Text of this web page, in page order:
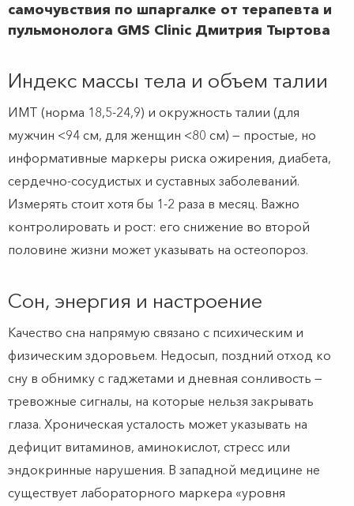
самочувствия по шпаргалке от терапевта и
пульмонолога GMS Clinic Дмитрия Тыртова
Индекс массы тела и объем талии
ИМТ (норма 18,5-24,9) и окружность талии (для
мужчин <94 см, для женщин <80 см) — простые, но
информативные маркеры риска ожирения, диабета,
сердечно-сосудистых и суставных заболеваний.
Измерять стоит хотя бы 1-2 раза в месяц. Важно
контролировать и рост: его снижение во второй
половине жизни может указывать на остеопороз.
Сон, энергия и настроение
Качество сна напрямую связано с психическим и
физическим здоровьем. Недосып, поздний отход ко
сну в обнимку с гаджетами и дневная сонливость —
тревожные сигналы, на которые нельзя закрывать
глаза. Хроническая усталость может указывать на
дефицит витаминов, аминокислот, стресс или
эндокринные нарушения. В западной медицине не
существует лабораторного маркера «уровня